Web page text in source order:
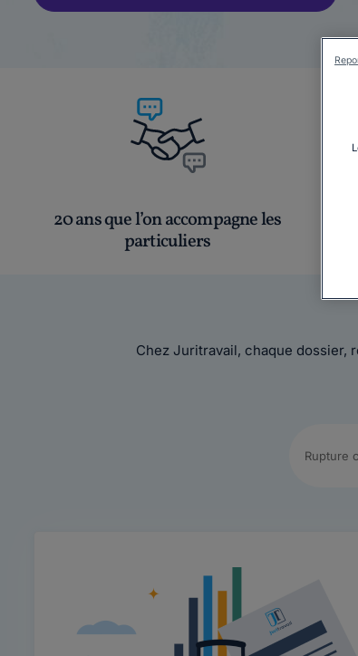
20 ans que l’on accompagne les
particuliers
Chez Juritravail, chaque dossier,